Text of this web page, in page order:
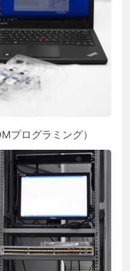
プログラミング）